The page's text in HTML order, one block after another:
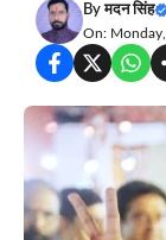
Byमदन सिंह
On: